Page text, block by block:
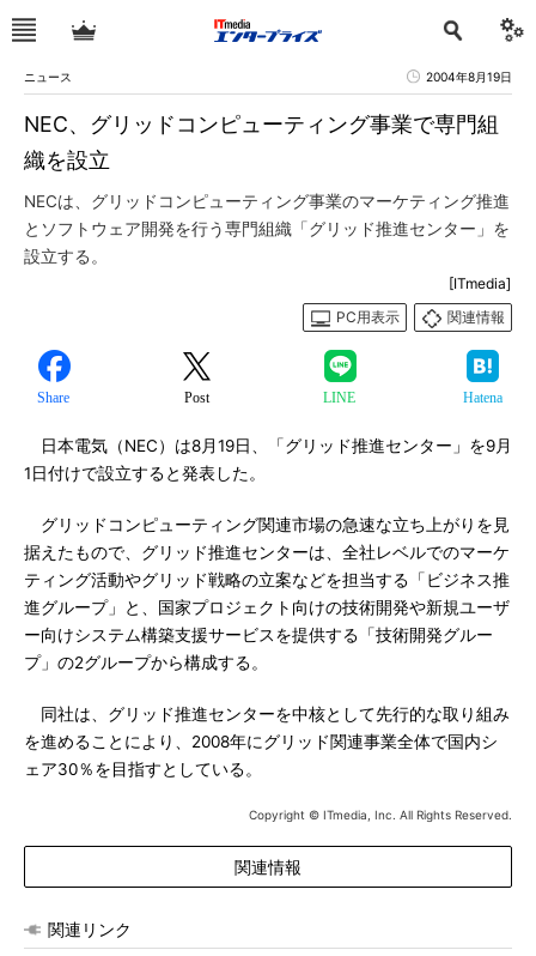
ニュース 2004年8月19日
NEC、グリッドコンピューティング事業で専門組
織を設立
NECは、グリッドコンピューティング事業のマーケティング推進
とソフトウェア開発を行う専門組織「グリッド推進センター」を
設立する。
[ITmedia]
PC用表示
関連情報
Share Post LINE Hatena
日本電気（NEC）は8月19日、「グリッド推進センター」を9月
1日付けで設立すると発表した。
グリッドコンピューティング関連市場の急速な立ち上がりを見
据えたもので、グリッド推進センターは、全社レベルでのマーケ
ティング活動やグリッド戦略の立案などを担当する「ビジネス推
進グループ」と、国家プロジェクト向けの技術開発や新規ユーザ
ー向けシステム構築支援サービスを提供する「技術開発グルー
プ」の2グループから構成する。
同社は、グリッド推進センターを中核として先行的な取り組み
を進めることにより、2008年にグリッド関連事業全体で国内シ
ェア30％を目指すとしている。
Copyright © ITmedia, Inc. All Rights Reserved.
関連情報
関連リンク